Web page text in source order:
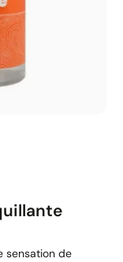
sensation de